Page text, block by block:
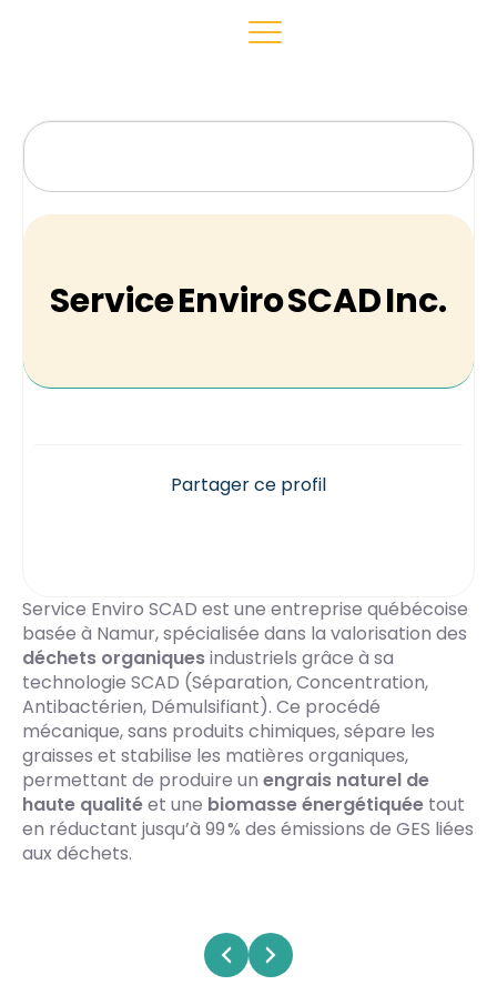
Service Enviro SCAD Inc.
Partager ce profil
Service Enviro SCAD est une entreprise québécoise
basée à Namur, spécialisée dans la valorisation des
déchets organiquesindustriels grâce à sa
technologie SCAD (Séparation, Concentration,
Antibactérien, Démulsifiant). Ce procédé
mécanique, sans produits chimiques, sépare les
graisses et stabilise les matières organiques,
permettant de produire un engrais naturel de
haute qualitéet une biomasse énergétiquée tout
en réductant jusqu’à 99 % des émissions de GES liées
aux déchets.